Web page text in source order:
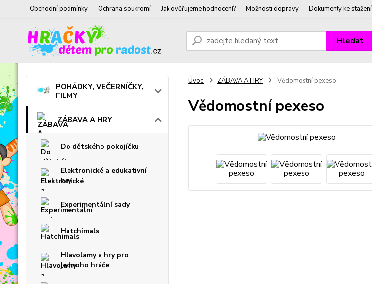
Obchodní podmínky Ochrana soukromí Jak ověřujeme hodnocení? Možnosti dopravy Dokumenty ke stažení
Hledat
POHÁDKY, VEČERNÍČKY,
FILMY
ZÁBAVA A HRY
Do dětského pokojíčku
Elektronické a edukativní
hry
Experimentální sady
Hatchimals
Hlavolamy a hry pro
jednoho hráče
Úvod ZÁBAVA A HRY Vědomostní pexeso
Vědomostní pexeso